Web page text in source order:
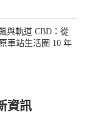
與軌道 CBD：從
車站生活圈 10 年
資訊